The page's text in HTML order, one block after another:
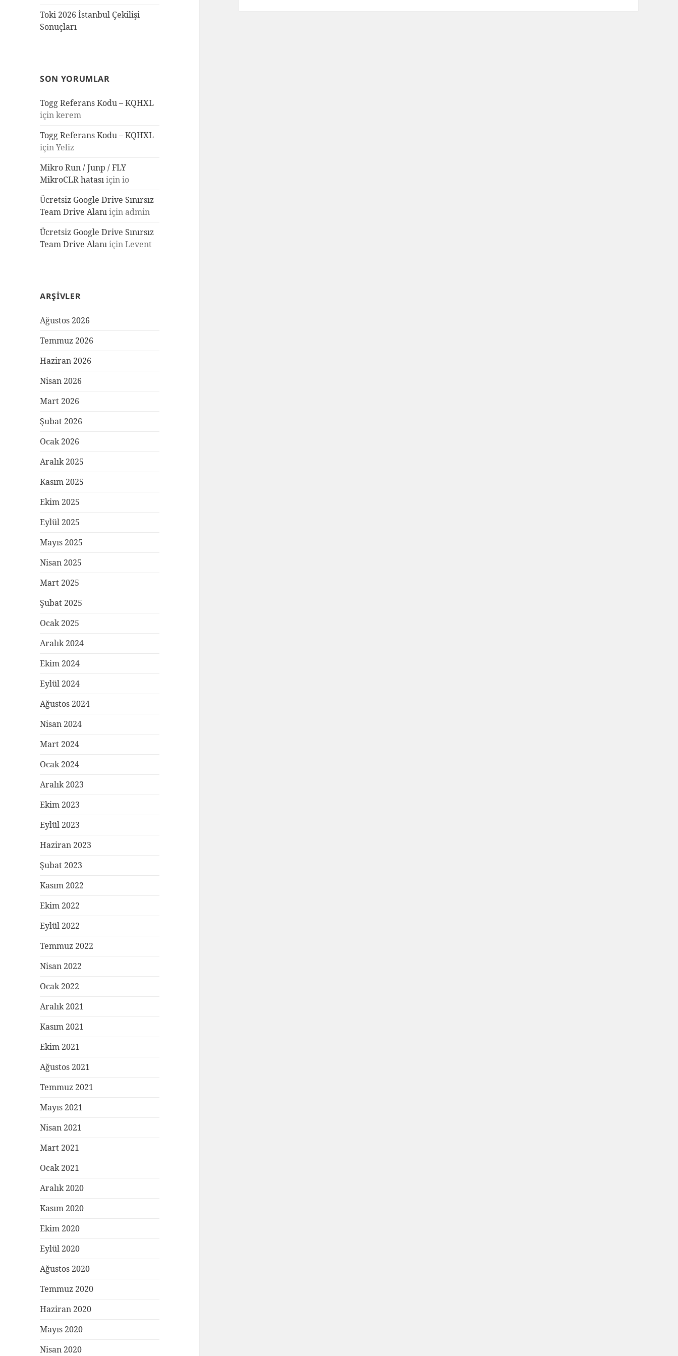
Toki 2026 İstanbul Çekilişi
Sonuçları
SON YORUMLAR
Togg Referans Kodu – KQHXL
içinkerem
Togg Referans Kodu – KQHXL
içinYeliz
Mikro Run / Junp / FLY
MikroCLR hatasıiçinio
Ücretsiz Google Drive Sınırsız
Team Drive Alanıiçin admin
Ücretsiz Google Drive Sınırsız
Team Drive AlanıiçinLevent
ARŞIVLER
Ağustos 2026
Temmuz 2026
Haziran 2026
Nisan 2026
Mart 2026
Şubat 2026
Ocak 2026
Aralık 2025
Kasım 2025
Ekim 2025
Eylül 2025
Mayıs 2025
Nisan 2025
Mart 2025
Şubat 2025
Ocak 2025
Aralık 2024
Ekim 2024
Eylül 2024
Ağustos 2024
Nisan 2024
Mart 2024
Ocak 2024
Aralık 2023
Ekim 2023
Eylül 2023
Haziran 2023
Şubat 2023
Kasım 2022
Ekim 2022
Eylül 2022
Temmuz 2022
Nisan 2022
Ocak 2022
Aralık 2021
Kasım 2021
Ekim 2021
Ağustos 2021
Temmuz 2021
Mayıs 2021
Nisan 2021
Mart 2021
Ocak 2021
Aralık 2020
Kasım 2020
Ekim 2020
Eylül 2020
Ağustos 2020
Temmuz 2020
Haziran 2020
Mayıs 2020
Nisan 2020